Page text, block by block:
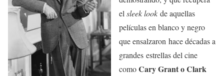
el sleek look de aquellas
películas en blanco y negro
que ensalzaron hace décadas a
grandes estrellas del cine
comoCary Grant o Clark